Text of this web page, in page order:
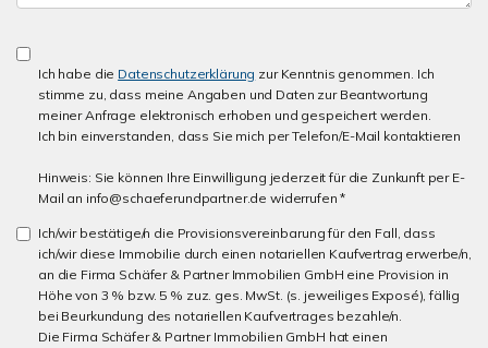
Ich habe die Datenschutzerklärung zur Kenntnis genommen. Ich
stimme zu, dass meine Angaben und Daten zur Beantwortung
meiner Anfrage elektronisch erhoben und gespeichert werden.
Ich bin einverstanden, dass Sie mich per Telefon/E-Mail kontaktieren
Hinweis: Sie können Ihre Einwilligung jederzeit für die Zunkunft per E-
Mail an info@schaeferundpartner.de widerrufen *
Ich/wir bestätige/n die Provisionsvereinbarung für den Fall, dass
ich/wir diese Immobilie durch einen notariellen Kaufvertrag erwerbe/n,
an die Firma Schäfer & Partner Immobilien GmbH eine Provision in
Höhe von 3 % bzw. 5 % zuz. ges. MwSt. (s. jeweiliges Exposé), fällig
bei Beurkundung des notariellen Kaufvertrages bezahle/n.
Die Firma Schäfer & Partner Immobilien GmbH hat einen